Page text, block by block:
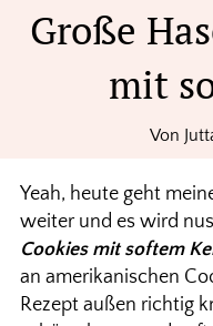
Große
mit
Von
Yeah, heute geht
weiter und es wird
Cookies mit softem
an amerikanischen
Rezept außen richtig